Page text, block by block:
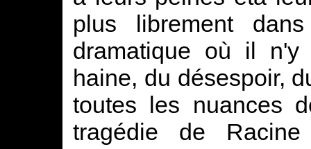
plus librement
dramatique où il
haine, du désespoir,
toutes les nuances
tragédie de